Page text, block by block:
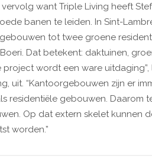
want Triple Living heeft
banen te leiden. In Sint-
tot twee groene
Dat betekent: daktuinen,
project wordt een ware
uit. “Kantoorgebouwen zijn er
residentiële gebouwen. Daarom
Op dat extern skelet kunnen
worden.”